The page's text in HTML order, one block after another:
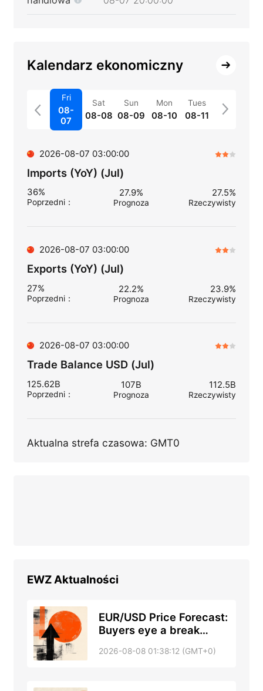
Kalendarz ekonomiczny
Fri
08-
07
Sat
08-08
Sun
08-09
Mon
08-10
Tues
08-11
2026-08-07 03:00:00
Imports (YoY) (Jul)
36%
Poprzedni：
27.9%
Prognoza
27.5%
Rzeczywisty
2026-08-07 03:00:00
Exports (YoY) (Jul)
27%
Poprzedni：
22.2%
Prognoza
23.9%
Rzeczywisty
2026-08-07 03:00:00
Trade Balance USD (Jul)
125.62B
Poprzedni：
107B
Prognoza
112.5B
Rzeczywisty
Aktualna strefa czasowa: GMT0
EWZAktualności
EUR/USD Price Forecast:
Buyers eye a break
2026-08-08 01:38:12 (GMT+0)